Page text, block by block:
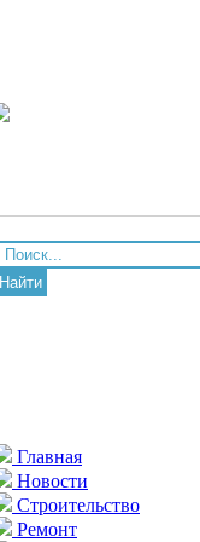
Найти
Главная
Новости
Строительство
Ремонт